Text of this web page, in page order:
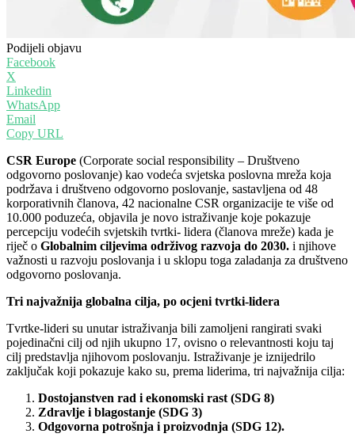
Podijeli objavu
Facebook
X
Linkedin
WhatsApp
Email
Copy URL
CSR Europe (Corporate social responsibility – Društveno
odgovorno poslovanje) kao vodeća svjetska poslovna mreža koja
podržava i društveno odgovorno poslovanje, sastavljena od 48
korporativnih članova, 42 nacionalne CSR organizacije te više od
10.000 poduzeća, objavila je novo istraživanje koje pokazuje
percepciju vodećih svjetskih tvrtki- lidera (članova mreže) kada je
riječ o Globalnim ciljevima održivog razvoja do 2030. i njihove
važnosti u razvoju poslovanja i u sklopu toga zaladanja za društveno
odgovorno poslovanja.
Tri najvažnija globalna cilja, po ocjeni tvrtki-lidera
Tvrtke-lideri su unutar istraživanja bili zamoljeni rangirati svaki
pojedinačni cilj od njih ukupno 17, ovisno o relevantnosti koju taj
cilj predstavlja njihovom poslovanju. Istraživanje je iznijedrilo
zaključak koji pokazuje kako su, prema liderima, tri najvažnija cilja:
Dostojanstven rad i ekonomski rast (SDG 8)
Zdravlje i blagostanje (SDG 3)
Odgovorna potrošnja i proizvodnja (SDG 12).